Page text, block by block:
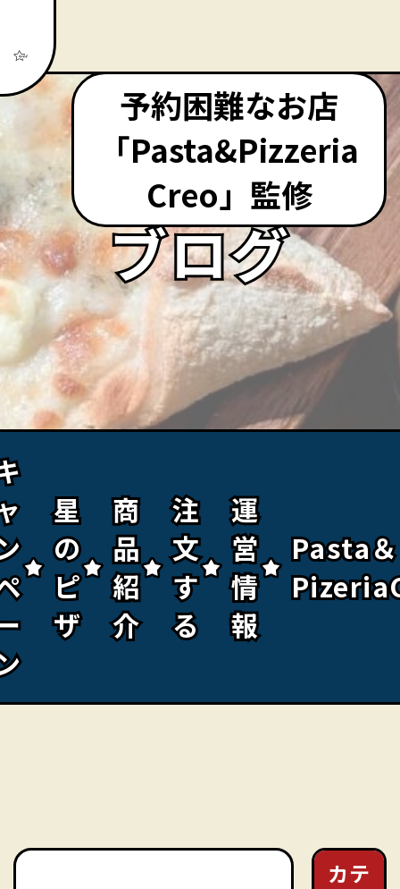
予約困難なお店
「Pasta&Pizzeria
Creo」監修
ブログ
ブログ
星
の
ピ
ザ
星
の
ピ
ザ
商
品
紹
介
商
品
紹
介
注
文
す
る
注
文
す
る
運
営
情
報
運
営
情
報
Pasta＆
Pasta＆
カテ